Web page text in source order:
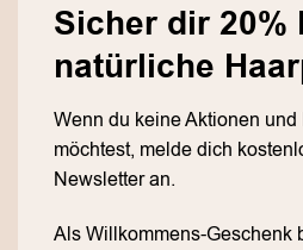
Sicher dir 20%
natürliche
Wenn du keine Aktionen
möchtest, melde dich
Newsletter an.
Als Willkommens-Geschenk